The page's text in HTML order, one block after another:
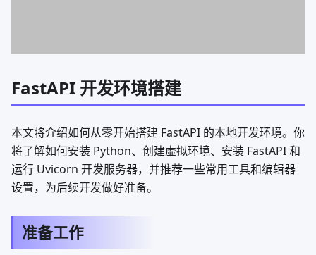
FastAPI 开发环境搭建
本文将介绍如何从零开始搭建 FastAPI 的本地开发环境。你
将了解如何安装 Python、创建虚拟环境、安装 FastAPI 和
运行 Uvicorn 开发服务器，并推荐一些常用工具和编辑器
设置，为后续开发做好准备。
准备工作